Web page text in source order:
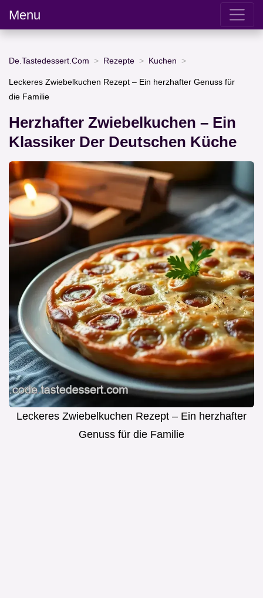
Menu
De.Tastedessert.Com Rezepte Kuchen
Leckeres Zwiebelkuchen Rezept – Ein herzhafter Genuss für
die Familie
Herzhafter Zwiebelkuchen – Ein
Klassiker Der Deutschen Küche
Leckeres Zwiebelkuchen Rezept – Ein herzhafter
Genuss für die Familie